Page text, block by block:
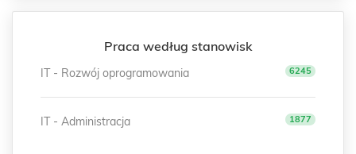
Praca według stanowisk
IT - Rozwój oprogramowania 6245
IT - Administracja 1877